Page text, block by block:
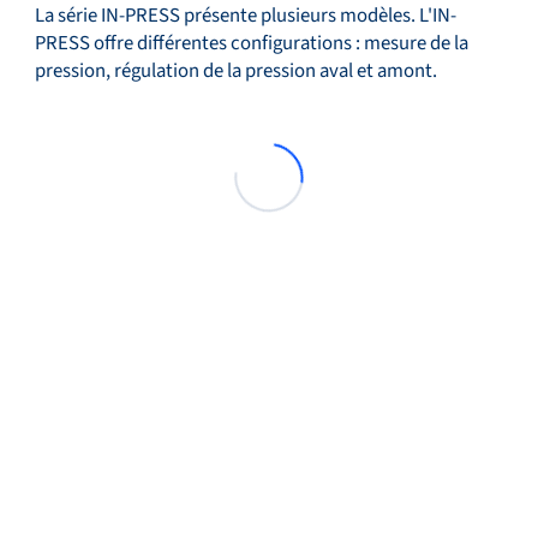
La série IN-PRESS présente plusieurs modèles. L'IN-
PRESS offre différentes configurations : mesure de la
pression, régulation de la pression aval et amont.